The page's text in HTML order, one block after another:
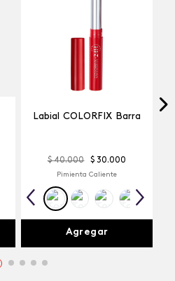
Labial COLORFIX Barra
$ 40.000 $ 30.000
Pimienta Caliente
Agregar